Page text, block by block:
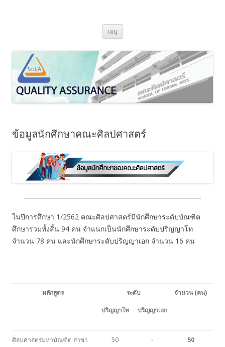
เมนู ข้ามไปยังเนื้อหา
ข้อมูลนักศึกษาคณะศิลปศาสตร์
ในปีการศึกษา 1/2562 คณะศิลปศาสตร์มีนักศึกษาระดับบัณฑิต
ศึกษารวมทั้งสิ้น 94 คน จำแนกเป็นนักศึกษาระดับปริญญาโท
จำนวน 78 คน และนักศึกษาระดับปริญญาเอก จำนวน 16 คน
หลักสูตร ระดับ จำนวน (คน)
ปริญญาโท ปริญญาเอก
ศิลปศาสตรมหาบัณฑิต สาขา
50 - 50